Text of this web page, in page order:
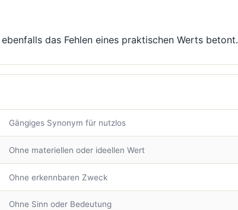
das Fehlen eines praktischen Werts betont.
Gängiges Synonym für nutzlos
Ohne materiellen oder ideellen Wert
Ohne erkennbaren Zweck
Ohne Sinn oder Bedeutung